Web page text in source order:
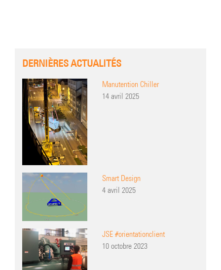
DERNIÈRES ACTUALITÉS
Manutention Chiller
14 avril 2025
Smart Design
4 avril 2025
JSE #orientationclient
10 octobre 2023